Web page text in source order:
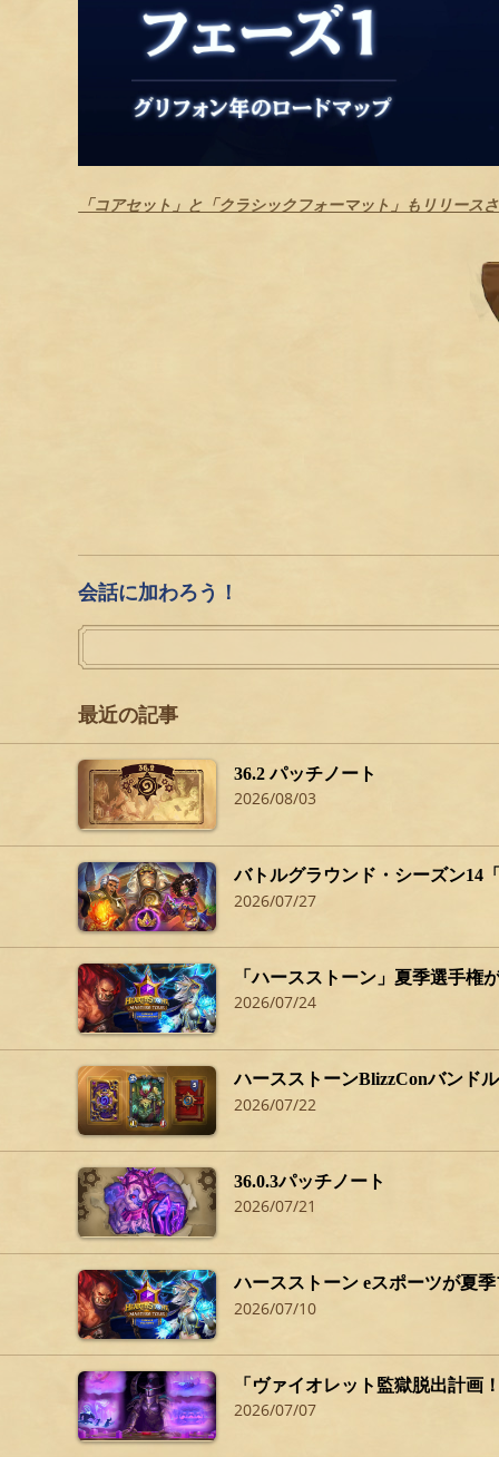
「コアセット」と「クラシックフォーマット」もリリー
会話に加わろう！
最近の記事
36.2 パッチノート
2026/08/03
バトルグラウンド・シーズン14
2026/07/27
「ハースストーン」夏季選手権
2026/07/24
ハースストーンBlizzConバンド
2026/07/22
36.0.3パッチノート
2026/07/21
ハースストーン eスポーツが夏
2026/07/10
「ヴァイオレット監獄脱出計画
2026/07/07